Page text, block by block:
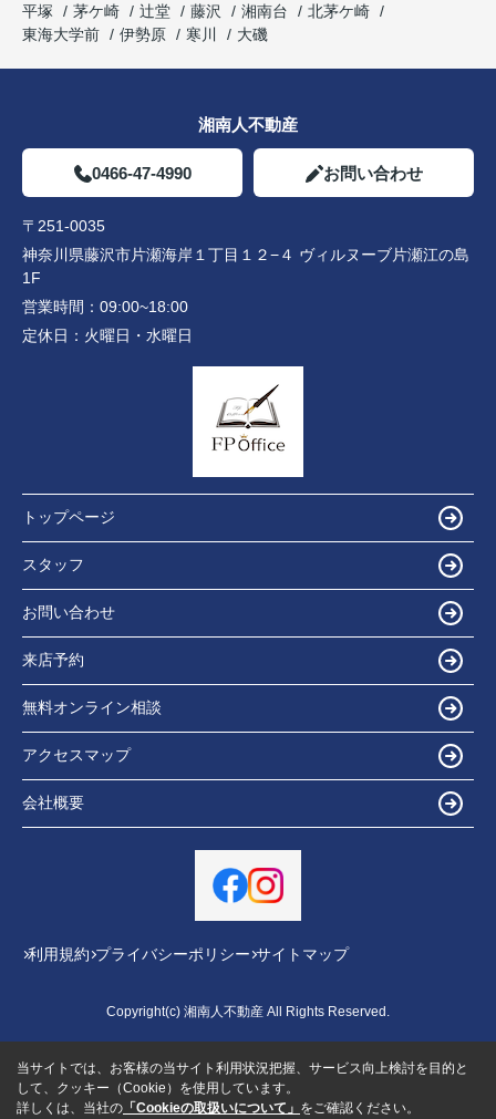
平塚
茅ケ崎 辻堂 藤沢 湘南台
北茅ケ崎
東海大学前
伊勢原 寒川 大磯
湘南人不動産
0466-47-4990 お問い合わせ
〒251-0035
神奈川県藤沢市片瀬海岸１丁目１２−４ ヴィルヌーブ片瀬江の島
1F
営業時間： 09:00~18:00
定休日： 火曜日・水曜日
トップページ
スタッフ
お問い合わせ
来店予約
無料オンライン相談
アクセスマップ
会社概要
利用規約 プライバシーポリシー サイトマップ
Copyright(c) 湘南人不動産 All Rights Reserved.
当サイトでは、お客様の当サイト利用状況把握、サービス向上検討を目的と
して、クッキー（Cookie）を使用しています。
詳しくは、当社の 「Cookieの取扱いについて」 をご確認ください。